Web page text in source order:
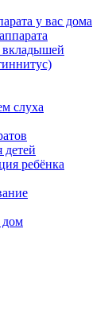
у вас дома
вкладышей
слуха
ребёнка
дом